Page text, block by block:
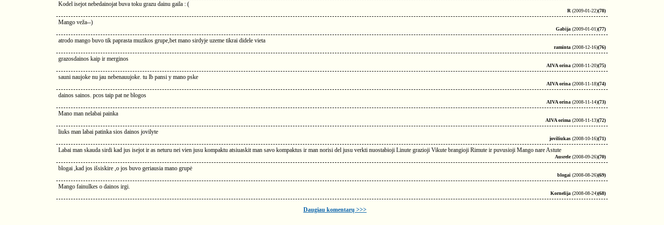
Kodel isejot nebedainojat buva toku grazu dainu gaila : (
R (2009-01-22)(78)
Mango veža--)
Gabija (2009-01-01)(77)
atrodo mango buvo tik paprasta muzikos grupe,bet mano sirdyje uzeme tikrai didele vieta
raminta (2008-12-16)(76)
grazosdainos kaip ir merginos
AIVA orina (2008-11-20)(75)
sauni naujoke nu jau nebenauujoke. tu lb pansi y mano pske
AIVA orina (2008-11-18)(74)
dainos sainos. pcos taip pat ne blogos
AIVA orina (2008-11-14)(73)
Mano man nelabai painka
AIVA orima (2008-11-13)(72)
liuks man labai patinka sios dainos jovilyte
joviliukas (2008-10-16)(71)
Labai man skauda sirdi kad jus isejot ir as neturu nei vien jusu kompaktu atsiuaskit man savo kompaktus ir man norisi del jusu verkti nuostabioji Linute grazioji Vikute brangioji Rimute ir puvusioji Mango nare Astute
Ausrele(2008-09-26)(70)
blogai ,kad jos išsiskire ,o jos buvo geriausia mano grupė
blogai (2008-08-26)(69)
Mango fainulkes o dainos irgi.
Kornelija (2008-08-24)(68)
Daugiau komentarų >>>